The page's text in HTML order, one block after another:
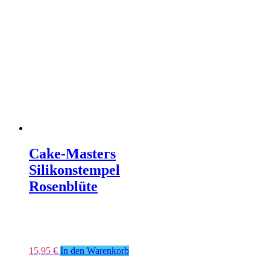
Cake-Masters
Silikonstempel
Rosenblüte
15,95 € In den Warenkorb